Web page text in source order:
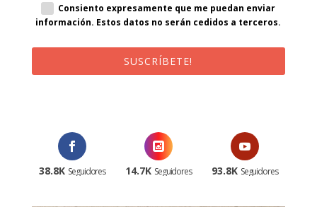
Consiento expresamente que me puedan enviar
información. Estos datos no serán cedidos a terceros.
SUSCRÍBETE!
38.8K Seguidores 14.7K Seguidores 93.8K Seguidores